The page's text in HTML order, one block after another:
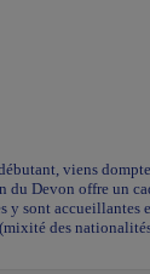
viens
du Devon offre un
y sont accueillantes
des